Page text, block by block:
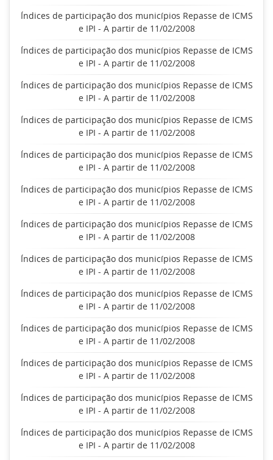
Índices de participação dos municípios Repasse de ICMS
e IPI - A partir de 11/02/2008
Índices de participação dos municípios Repasse de ICMS
e IPI - A partir de 11/02/2008
Índices de participação dos municípios Repasse de ICMS
e IPI - A partir de 11/02/2008
Índices de participação dos municípios Repasse de ICMS
e IPI - A partir de 11/02/2008
Índices de participação dos municípios Repasse de ICMS
e IPI - A partir de 11/02/2008
Índices de participação dos municípios Repasse de ICMS
e IPI - A partir de 11/02/2008
Índices de participação dos municípios Repasse de ICMS
e IPI - A partir de 11/02/2008
Índices de participação dos municípios Repasse de ICMS
e IPI - A partir de 11/02/2008
Índices de participação dos municípios Repasse de ICMS
e IPI - A partir de 11/02/2008
Índices de participação dos municípios Repasse de ICMS
e IPI - A partir de 11/02/2008
Índices de participação dos municípios Repasse de ICMS
e IPI - A partir de 11/02/2008
Índices de participação dos municípios Repasse de ICMS
e IPI - A partir de 11/02/2008
Índices de participação dos municípios Repasse de ICMS
e IPI - A partir de 11/02/2008